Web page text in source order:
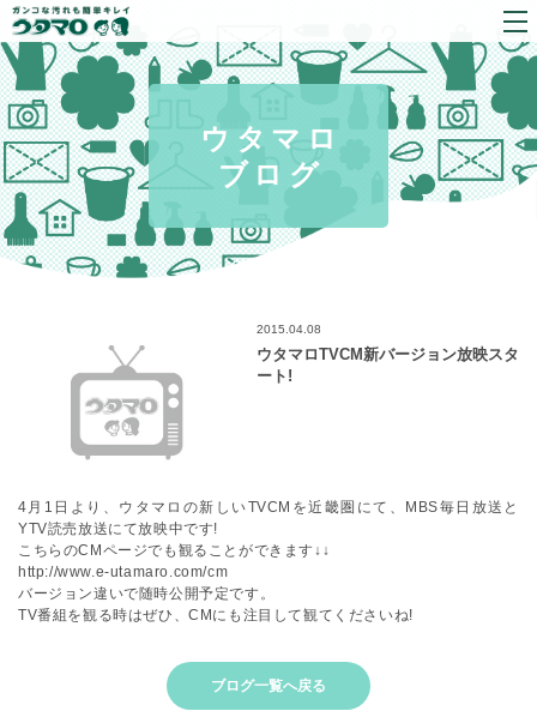
ウタマロ
ブログ
2015.04.08
ウタマロTVCM新バージョン放映スタ
ート!
4月1日より、ウタマロの新しいTVCMを近畿圏にて、MBS毎日放送と
YTV読売放送にて放映中です!
こちらのCMページでも観ることができます↓↓
http://www.e-utamaro.com/cm
バージョン違いで随時公開予定です。
TV番組を観る時はぜひ、CMにも注目して観てくださいね!
ブログ一覧へ戻る